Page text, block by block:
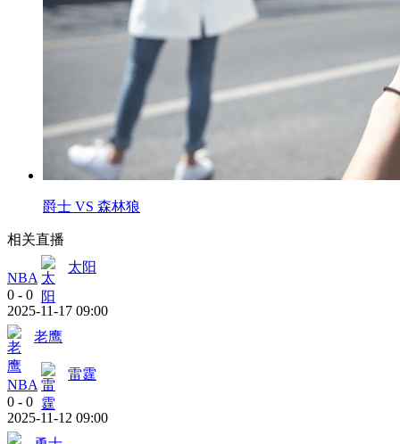
爵士 VS 森林狼
相关直播
NBA
太阳
0 - 0
2025-11-17 09:00
老鹰
NBA
雷霆
0 - 0
2025-11-12 09:00